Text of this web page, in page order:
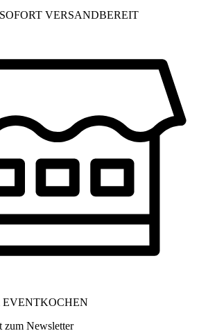
VERSANDBEREIT
EVENTKOCHEN
zum Newsletter